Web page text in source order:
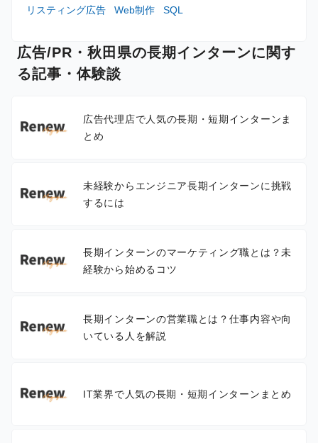
リスティング広告
Web制作 SQL
広告/PR・秋田県の長期インターンに関す
る記事・体験談
広告代理店で人気の長期・短期インターンま
とめ
未経験からエンジニア長期インターンに挑戦
するには
長期インターンのマーケティング職とは？未
経験から始めるコツ
長期インターンの営業職とは？仕事内容や向
いている人を解説
IT業界で人気の長期・短期インターンまとめ